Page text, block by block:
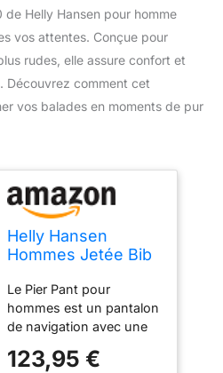
Helly Hansen pour homme
vos attentes. Conçue pour
rudes, elle assure confort et
Découvrez comment cet
vos balades en moments de pur
Helly Hansen
Hommes Jetée Bib
2XL
Le Pier Pant pour
hommes est un pantalon
de navigation avec une
des détails techniques
123,95 €